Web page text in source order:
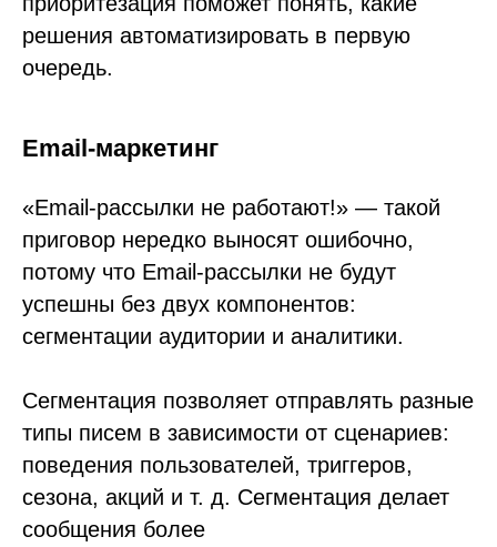
решения автоматизировать в первую
очередь.
Email-маркетинг
«Email-рассылки не работают!» — такой
приговор нередко выносят ошибочно,
потому что Email-рассылки не будут
успешны без двух компонентов:
сегментации аудитории и аналитики.
Сегментация позволяет отправлять разные
типы писем в зависимости от сценариев:
поведения пользователей, триггеров,
сезона, акций и т. д. Сегментация делает
сообщения более